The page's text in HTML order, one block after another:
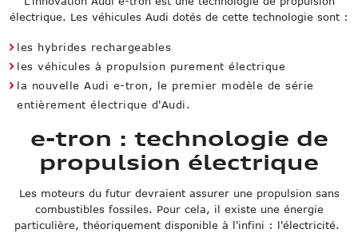
électrique. Les véhicules Audi dotés de cette technologie sont :
les hybrides rechargeables
les véhicules à propulsion purement électrique
la nouvelle Audi e-tron, le premier modèle de série
entièrement électrique d'Audi.
e-tron : technologie de
propulsion électrique
Les moteurs du futur devraient assurer une propulsion sans
combustibles fossiles. Pour cela, il existe une énergie
particulière, théoriquement disponible à l'infini : l'électricité.